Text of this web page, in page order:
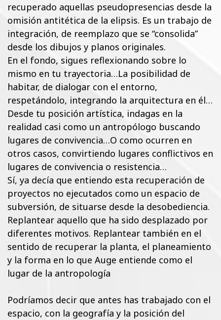
recuperado aquellas pseudopresencias desde la
omisión antitética de la elipsis. Es un trabajo de
integración, de reemplazo que se “consolida”
desde los dibujos y planos originales.
En el fondo, sigues reflexionando sobre lo
mismo en tu trayectoria…La posibilidad de
habitar, de dialogar con el entorno,
respetándolo, integrando la arquitectura en él…
Desde tu posición artística, indagas en la
realidad casi como un antropólogo buscando
lugares de convivencia…O como ocurren en
otros casos, convirtiendo lugares conflictivos en
lugares de convivencia o resistencia…
Sí, ya decía que entiendo esta recuperación de
proyectos no ejecutados como un espacio de
subversión, de situarse desde la desobediencia.
Replantear aquello que ha sido desplazado por
diferentes motivos. Replantear también en el
sentido de recuperar la planta, el planeamiento
y la forma en lo que Auge entiende como el
lugar de la antropología
Podríamos decir que antes has trabajado con el
espacio, con la geografía y la posición del